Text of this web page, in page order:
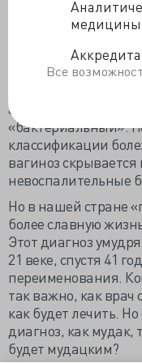
медицины
Все
в Швеции.
Современное
вагиноз»
реакции: нет
анаэробных
«бактериальный».
классификации
вагиноз
невоспалительные
Но в нашей стране
более славную
Этот диагноз
21 веке, спустя 41
переименования.
так важно, как
как будет лечить.
диагноз, как мудак,
будет мудацким?